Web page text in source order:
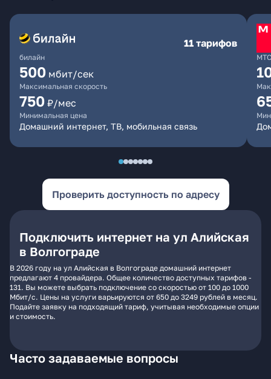
билайн
11 тарифов
500 мбит/сек
Максимальная скорость
750 ₽/мес
Минимальная цена
Домашний интернет, ТВ, мобильная связь
МТС
Проверить доступность по адресу
Подключить интернет на ул Алийская
в Волгограде
В 2026 году на ул Алийская в Волгограде домашний интернет
предлагают 4 провайдера. Общее количество доступных тарифов -
131. Вы можете выбрать подключение со скоростью от 100 до 1000
Мбит/с. Цены на услуги варьируются от 650 до 3249 рублей в месяц.
Подайте заявку на подходящий тариф, учитывая необходимые опции
и стоимость.
Часто задаваемые вопросы